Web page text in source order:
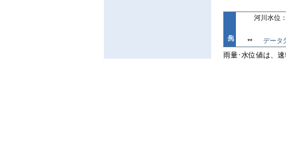
河川水位
**
データ
雨量･水位値は、